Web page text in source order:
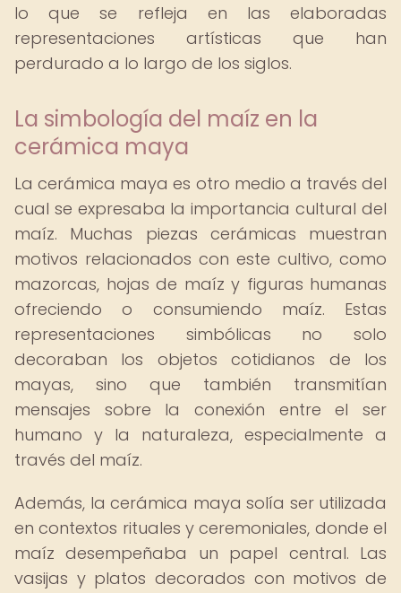
lo que se refleja en las elaboradas
representaciones artísticas que han
perdurado a lo largo de los siglos.
La simbología del maíz en la
cerámica maya
La cerámica maya es otro medio a través del
cual se expresaba la importancia cultural del
maíz. Muchas piezas cerámicas muestran
motivos relacionados con este cultivo, como
mazorcas, hojas de maíz y figuras humanas
ofreciendo o consumiendo maíz. Estas
representaciones simbólicas no solo
decoraban los objetos cotidianos de los
mayas, sino que también transmitían
mensajes sobre la conexión entre el ser
humano y la naturaleza, especialmente a
través del maíz.
Además, la cerámica maya solía ser utilizada
en contextos rituales y ceremoniales, donde el
maíz desempeñaba un papel central. Las
vasijas y platos decorados con motivos de